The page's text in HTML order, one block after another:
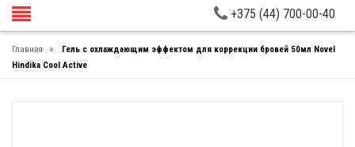
+375 (44) 700-00-40
Главная »
Гель с охлаждающим эффектом для коррекции бровей 50мл Novel
Hindika Cool Active